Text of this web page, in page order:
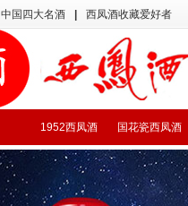
中国四大名酒 西凤酒收藏爱好者
1952西凤酒 国花瓷西凤酒